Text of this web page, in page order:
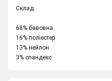
Склад:
68% бавовна
16% поліестер
13% нейлон
3% спандекс